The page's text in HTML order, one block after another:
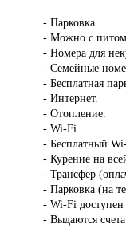
- Парковка.
- Можно с
- Номера для
- Семейные
- Бесплатная
- Интернет.
- Отопление.
- Wi-Fi.
- Бесплатный
- Курение на
- Трансфер
- Парковка (на
- Wi-Fi доступен
- Выдаются